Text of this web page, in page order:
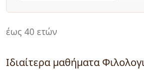
έως 40 ετών
Ιδιαίτερα μαθήματα